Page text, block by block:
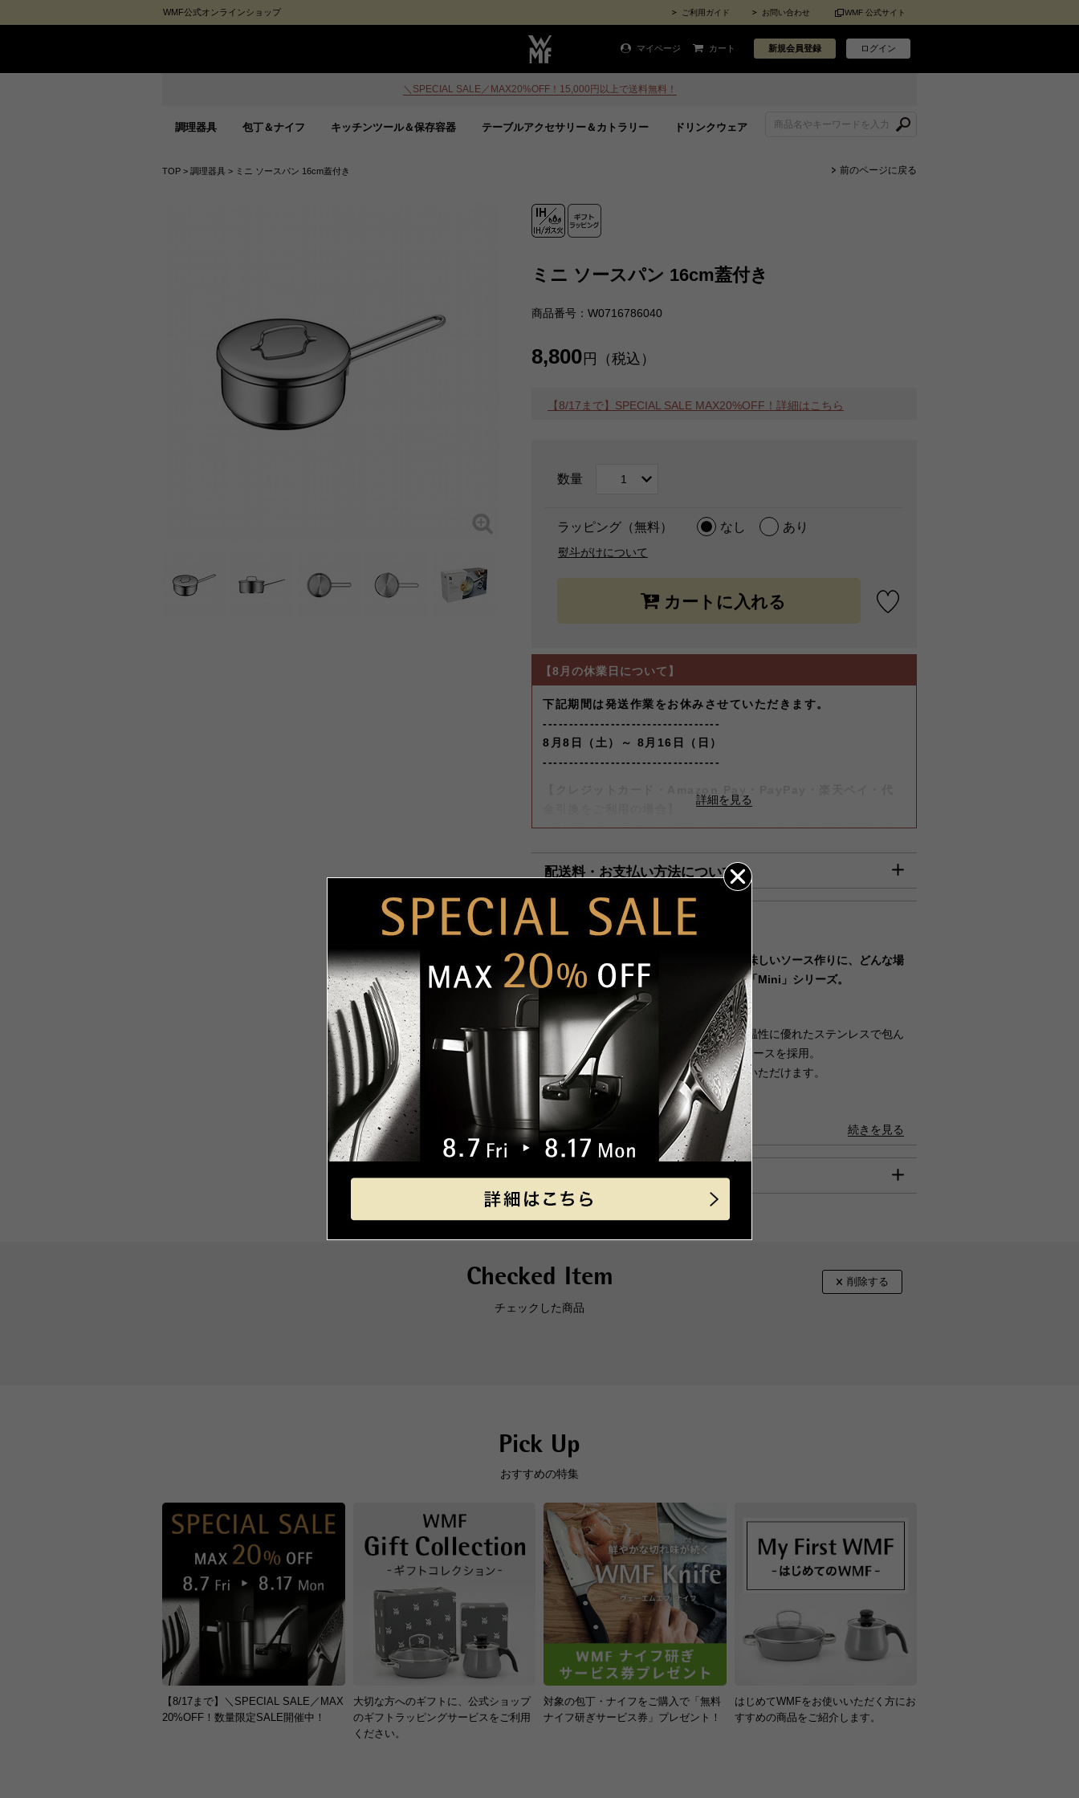
WMF公式オンラインショップ ご利用ガイド お問い合わせ WMF 公式サイト
マイページ カート 新規会員登録 ログイン
＼SPECIAL SALE／MAX20%OFF！15,000円以上で送料無料！
調理器具 包丁＆ナイフ キッチンツール＆保存容器 テーブルアクセサリー＆カトラリー ドリンクウェア
TOP > 調理器具 > ミニ ソースパン 16cm蓋付き 前のページに戻る
ミニ ソースパン 16cm蓋付き
商品番号：W0716786040
8,800 円（税込）
【8/17まで】SPECIAL SALE MAX20%OFF！詳細はこちら
数量
ラッピング（無料） なし あり
熨斗がけについて
【8月の休業日について】
下記期間は発送作業をお休みさせていただきます。
----------------------------------
8月8日（土）～ 8月16日（日）
----------------------------------
8月6日（木）迄の『ご注文』は8月7日（金）迄に順次発送いた
【コンビニ決済をご利用の場合】
8月6日（木）迄の『ご注文及びご入金確認分』は8月7日（金）
迄に順次発送いたします。
（月）以降の発送となります。
ご迷惑をお掛けいたしますが、何卒ご了承賜りますようお願い申
し上げます。
配送料・お支払い方法について
■配送料（税込）
東北・関東・信越・
北陸・中部・関西
中国・四国 930円
九州 1,100円
沖縄 1,980円
海外への発送は行っておりません。
「コンパクト便」の送料はこちら。
「コンパクト便」を選択の場合は、クレジット決済のみのご利用とな
代金引換
ご注文金額に応じて手数料が異なりま
す。
商品説明
日常使いに、サイドディッシュ用に、美味しいソース作りに、どんな場
面にも小回りのきくシンプルデザインの「Mini」シリーズ。
アウトドアでも大活躍。
底面は熱伝導に優れたアルミ合金を、保温性に優れたステンレスで包ん
だ3層構造のトランサム・ユニバーサルベースを採用。
同シリーズのお鍋と合わせて重ねて収納いただけます。
【取扱説明書】
あり
続きを見る
商品の仕様
本体：ステンレス鋼(Cromargan(R))
原産国 中国（企画：ドイツ）
熱源
ガス/IHクッキングヒーター/電気コンロ/
セラミッククッキングヒーター/オーブ
ン/100V-200V
※IHの機種により、対応しない場合があ
ります。
性能（定格、製品仕様） IH使用:可
Checked Item
チェックした商品
Pick Up
おすすめの特集
【8/17まで】＼SPECIAL SALE／MAX
20%OFF！数量限定SALE開催中！
大切な方へのギフトに、公式ショップ
のギフトラッピングサービスをご利用
ください。
対象の包丁・ナイフをご購入で「無料
ナイフ研ぎサービス券」プレゼント！
はじめてWMFをお使いいただく方にお
すすめの商品をご紹介します。